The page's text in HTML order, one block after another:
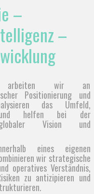
–
–
arbeiten wir an
Positionierung und
das Umfeld,
helfen bei der
Vision und
eines eigenen
wir strategische
operatives Verständnis,
zu antizipieren und